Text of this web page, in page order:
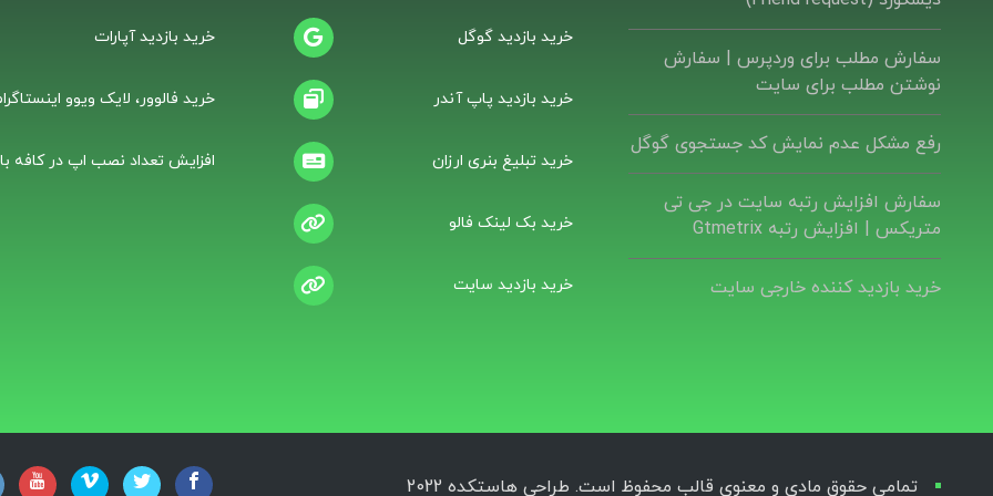
سفارش مطلب برای وردپرس |‌ سفارش
نوشتن مطلب برای سایت
رفع مشکل عدم نمایش کد جستجوی گوگل
سفارش افزایش رتبه سایت در جی تی
متریکس | افزایش رتبه Gtmetrix
خرید بازدید کننده خارجی سایت
خرید بازدید گوگل
خرید بازدید پاپ آندر
خرید تبلیغ بنری ارزان
خرید بک لینک فالو
خرید بازدید سایت
خرید بازدید آپارات
خرید فالوور، لایک ویوو
افزایش تعداد نصب اپ در کافه
تمامی حقوق مادی و معنوی قالب محفوظ است. طراحی هاستکده 2022